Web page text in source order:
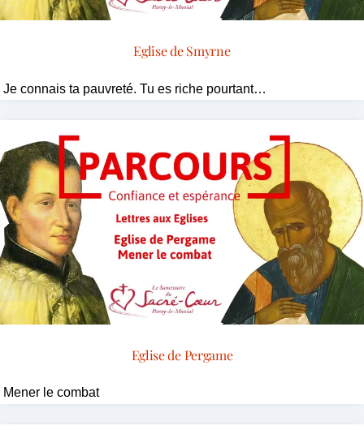
Eglise de Smyrne
Je connais ta pauvreté. Tu es riche pourtant…
Eglise de Pergame
Mener le combat